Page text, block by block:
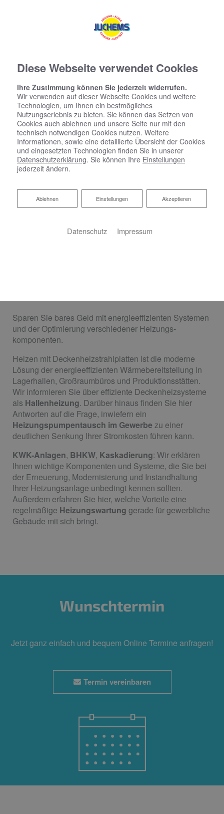
Sparen Sie bares Geld mit energieeffizienten Systemen
und der Optimierung verschiedener Heizungs­
komponenten.
Heizen mit Deckenheizstrahlplatten ist die moderne
Lösung der energieeffizienten Wärmebereitstellung in
Lagerhallen, Großraumbüros und Produktionsstätten.
Wir informieren Sie über effiziente Deckenheizsysteme
als Hallenheizung. Darüber hinaus finden Sie hier
Antworten auf die Frage, inwiefern ein
Heizungspumpentausch im Gewerbe zu einer
deutlichen Senkung Ihrer Stromkosten führen kann.
KWK-Anlagen, BHKW, Kaskadierung: Wir erklären
Ihnen wichtige Komponenten und Systeme, die Sie bei
der Erneuerung, Modernisierung und Instandhaltung
Ihrer Heizungsanlage unbedingt kennen sollten.
Außerdem erfahren Sie hier, welche Vorteile eine
regelmäßige Heizungswartung gerade für gewerbliche
Gebäude mit sich bringt.
Wunschtermin
Jetzt ganz einfach und bequem Online Termine anfragen!
Termin vereinbaren
Diese Webseite verwendet Cookies
Ihre Zustimmung können Sie jederzeit widerrufen.
Wir verwenden auf dieser Webseite Cookies und weitere
Technologien, um Ihnen ein bestmögliches
Nutzungserlebnis zu bieten. Sie können das Setzen von
Cookies auch ablehnen und unsere Seite nur mit den
technisch notwendigen Cookies nutzen. Weitere
Informationen, sowie eine detaillierte Übersicht der Cookies
und eingesetzten Technologien finden Sie in unserer
Datenschutzerklärung. Sie können Ihre Einstellungen
jederzeit ändern.
Akzeptieren
Einstellungen
Ablehnen
Ablehnen
Datenschutz Impressum